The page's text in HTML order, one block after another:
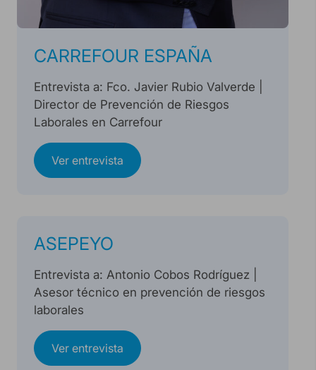
CARREFOUR ESPAÑA
Entrevista a: Fco. Javier Rubio Valverde |
Director de Prevención de Riesgos
Laborales en Carrefour
Ver entrevista
ASEPEYO
Entrevista a: Antonio Cobos Rodríguez |
Asesor técnico en prevención de riesgos
laborales
Ver entrevista